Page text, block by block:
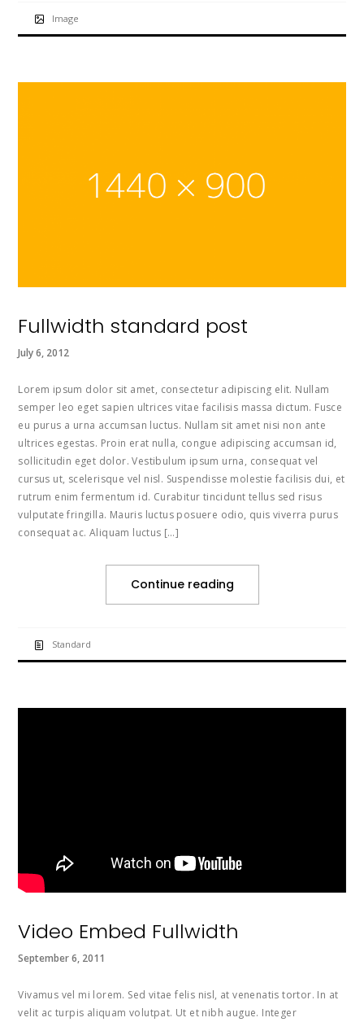
Image
Fullwidth standard post
July 6, 2012
Lorem ipsum dolor sit amet, consectetur adipiscing elit. Nullam
semper leo eget sapien ultrices vitae facilisis massa dictum. Fusce
eu purus a urna accumsan luctus. Nullam sit amet nisi non ante
ultrices egestas. Proin erat nulla, congue adipiscing accumsan id,
sollicitudin eget dolor. Vestibulum ipsum urna, consequat vel
cursus ut, scelerisque vel nisl. Suspendisse molestie facilisis dui, et
rutrum enim fermentum id. Curabitur tincidunt tellus sed risus
vulputate fringilla. Mauris luctus posuere odio, quis viverra purus
consequat ac. Aliquam luctus […]
Continue reading
Standard
Video Embed Fullwidth
September 6, 2011
Vivamus vel mi lorem. Sed vitae felis nisl, at venenatis tortor. In at
velit ac turpis aliquam volutpat. Ut et nibh augue. Integer